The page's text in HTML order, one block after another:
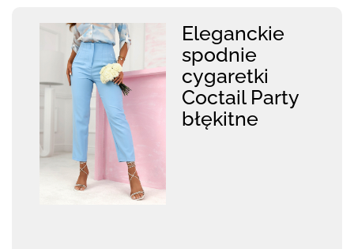
Eleganckie
spodnie
cygaretki
Coctail Party
błękitne